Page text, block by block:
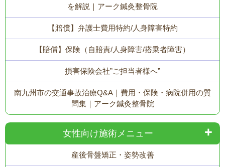
を解説｜アーク鍼灸整骨院
【賠償】弁護士費用特約/人身障害特約
【賠償】保険（自賠責/人身障害/搭乗者障害）
損害保険会社”ご担当者様へ”
南九州市の交通事故治療Q&A｜費用・保険・病院併用の質
問集｜アーク鍼灸整骨院
女性向け施術メニュー
産後骨盤矯正・姿勢改善